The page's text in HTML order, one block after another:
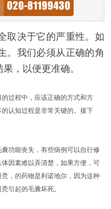
决于它的严重性。如
。我们必须从正确的角
，以便更准确。
过程中，应该正确的方式和方
认知过程是非常关键的。接下
功能丧失，有些病例可以自行修
因素难以弄清楚，如果方便，可
，的药物是利诺地尔，因为这种
引起的毛囊坏死。